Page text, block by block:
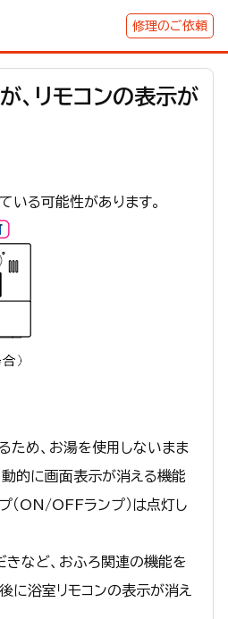
修理のご依頼
、リモコンの表示が
いる可能性があります。
ため、お湯を使用しないまま
動的に画面表示が消える機能
（ON/OFFランプ）は点灯し
きなど、おふろ関連の機能を
に浴室リモコンの表示が消え